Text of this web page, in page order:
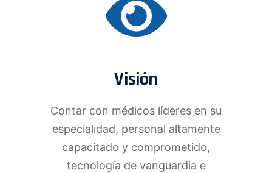
Visión
Contar con médicos líderes en su
especialidad, personal altamente
capacitado y comprometido,
tecnología de vanguardia e